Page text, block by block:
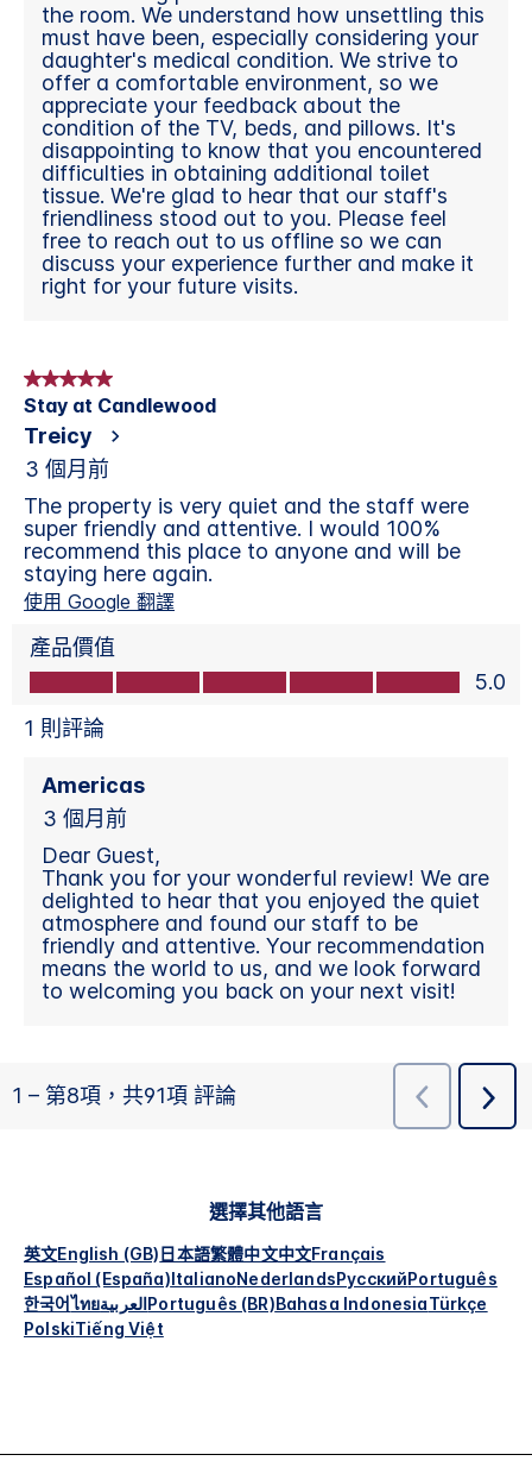
選擇其他語言
英文English (GB)日本語繁體中文中文Français
Español (España)ItalianoNederlandsРусскийPortuguês
한국어ไทยالعربيةPortuguês (BR)Bahasa IndonesiaTürkçe
PolskiTiếng Việt